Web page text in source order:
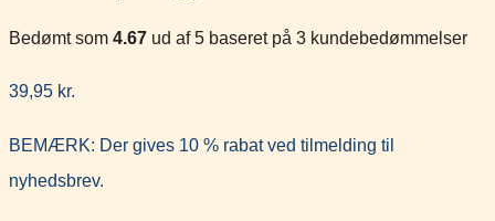
Bedømt som 4.67 ud af 5 baseret på 3 kundebedømmelser
39,95 kr.
BEMÆRK: Der gives 10 % rabat ved tilmelding til
nyhedsbrev.